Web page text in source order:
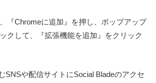
『Chromeに追加』を押し、ポップアップ
クして、『拡張機能を追加』をクリック
SNSや配信サイトにSocial Bladeのアクセ